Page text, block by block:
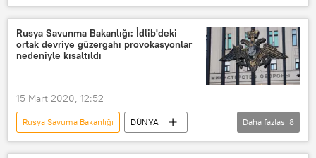
Haberler
SAVUNMA
Karadeniz
Su-27
ABD
P-8A Poseidon
Önleme
Rusya Savunma Bakanlığı: İdlib'deki
ortak devriye güzergahı provokasyonlar
nedeniyle kısaltıldı
15 Mart 2020, 12:52
Rusya Savuma Bakanlığı
DÜNYA
Haberler
TÜRKİYE
Rusya
Daha fazlası 8